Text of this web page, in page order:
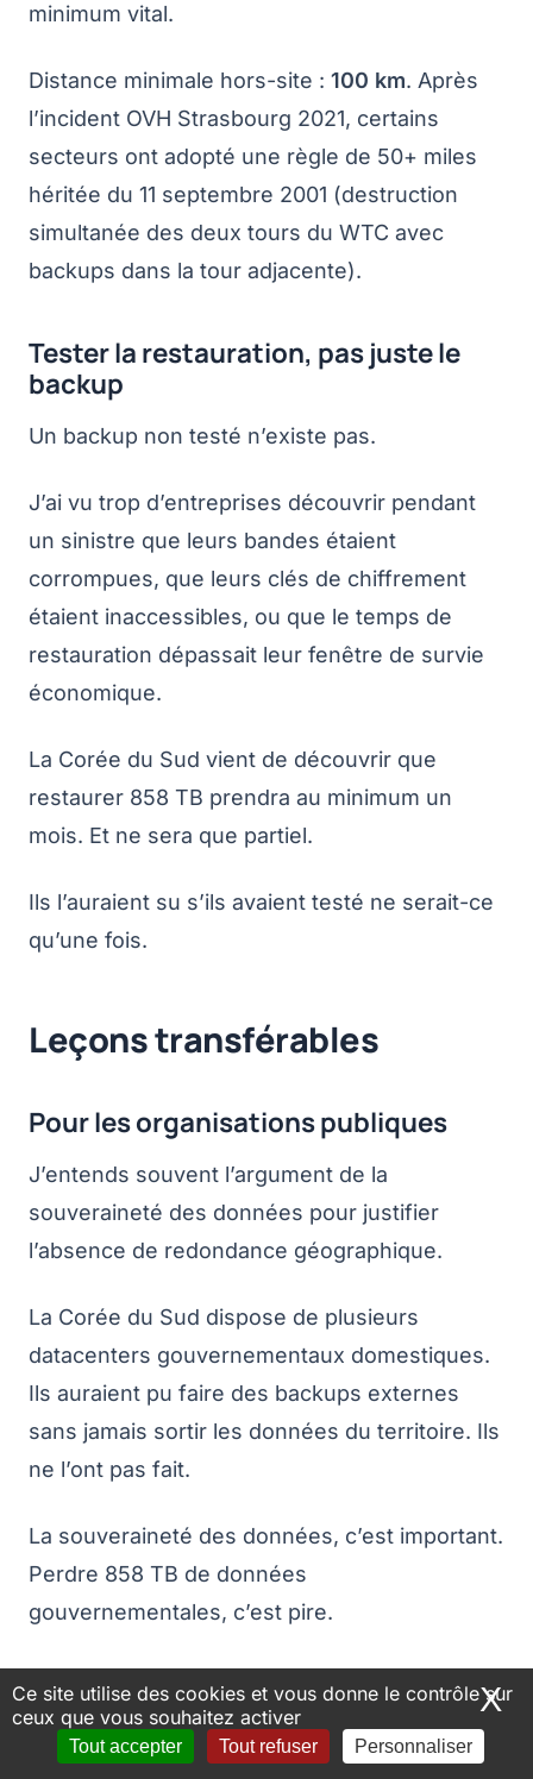
Ce site utilise des cookies et vous donne le contrôle sur
ceux que vous souhaitez activer
Tout accepter Tout refuser Personnaliser
X
minimum vital.
Distance minimale hors-site : 100 km. Après
l’incident OVH Strasbourg 2021, certains
secteurs ont adopté une règle de 50+ miles
héritée du 11 septembre 2001 (destruction
simultanée des deux tours du WTC avec
backups dans la tour adjacente).
Tester la restauration, pas juste le
backup
Un backup non testé n’existe pas.
J’ai vu trop d’entreprises découvrir pendant
un sinistre que leurs bandes étaient
corrompues, que leurs clés de chiffrement
étaient inaccessibles, ou que le temps de
restauration dépassait leur fenêtre de survie
économique.
La Corée du Sud vient de découvrir que
restaurer 858 TB prendra au minimum un
mois. Et ne sera que partiel.
Ils l’auraient su s’ils avaient testé ne serait-ce
qu’une fois.
Leçons transférables
Pour les organisations publiques
J’entends souvent l’argument de la
souveraineté des données pour justifier
l’absence de redondance géographique.
La Corée du Sud dispose de plusieurs
datacenters gouvernementaux domestiques.
Ils auraient pu faire des backups externes
sans jamais sortir les données du territoire. Ils
ne l’ont pas fait.
La souveraineté des données, c’est important.
Perdre 858 TB de données
gouvernementales, c’est pire.
par design) a sauvé les meubles pour les
documents officiels. La redondance par